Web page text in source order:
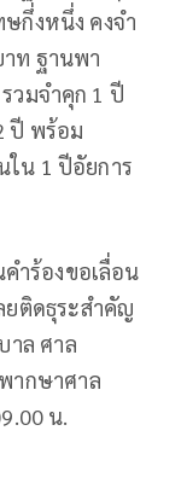
กึ่งหนึ่ง คงจำ
ท ฐานพา
วมจำคุก 1 ปี
ปี พร้อม
ใน 1 ปีอัยการ
ำร้องขอเลื่อน
ยติดธุระสำคัญ
าล ศาล
ากษาศาล
น.